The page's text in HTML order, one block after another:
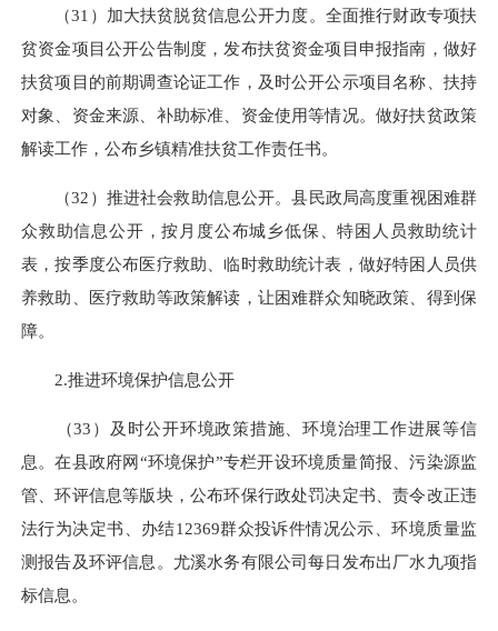
（31）加大扶贫脱贫信息公开力度。全面推行财政专项扶
贫资金项目公开公告制度，发布扶贫资金项目申报指南，做好
扶贫项目的前期调查论证工作，及时公开公示项目名称、扶持
对象、资金来源、补助标准、资金使用等情况。做好扶贫政策
解读工作，公布乡镇精准扶贫工作责任书。
（32）推进社会救助信息公开。县民政局高度重视困难群
众救助信息公开，按月度公布城乡低保、特困人员救助统计
表，按季度公布医疗救助、临时救助统计表，做好特困人员供
养救助、医疗救助等政策解读，让困难群众知晓政策、得到保
障。
2.推进环境保护信息公开
（33）及时公开环境政策措施、环境治理工作进展等信
息。在县政府网“环境保护”专栏开设环境质量简报、污染源监
管、环评信息等版块，公布环保行政处罚决定书、责令改正违
法行为决定书、办结12369群众投诉件情况公示、环境质量监
测报告及环评信息。尤溪水务有限公司每日发布出厂水九项指
标信息。